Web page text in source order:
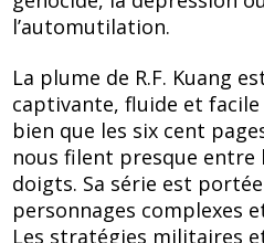
l’automutilation.
La plume de R.F. Kuang
captivante, fluide et facile
bien que les six cent
nous filent presque entre
doigts. Sa série est
personnages complexes
Les stratégies militaires